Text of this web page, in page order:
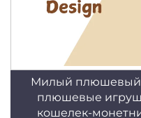
Милый плюшевый
плюшевые
кошелек-